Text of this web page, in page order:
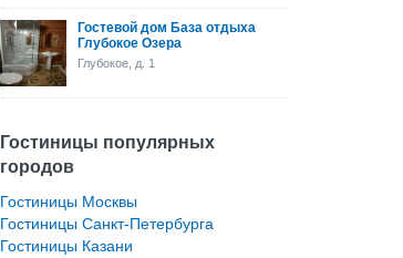
Гостевой дом База отдыха
Глубокое Озера
Глубокое, д. 1
Гостиницы популярных
городов
Гостиницы Москвы
Гостиницы Санкт-Петербурга
Гостиницы Казани